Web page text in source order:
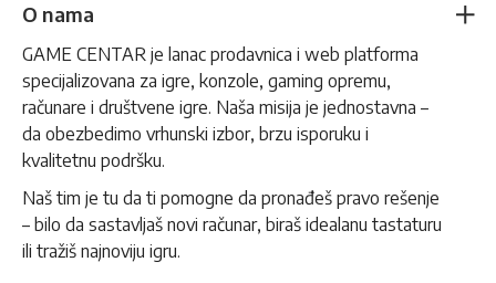
O nama
GAME CENTAR je lanac prodavnica i web platforma
specijalizovana za igre, konzole, gaming opremu,
računare i društvene igre. Naša misija je jednostavna –
da obezbedimo vrhunski izbor, brzu isporuku i
kvalitetnu podršku.
Naš tim je tu da ti pomogne da pronađeš pravo rešenje
– bilo da sastavljaš novi računar, biraš idealanu tastaturu
ili tražiš najnoviju igru.